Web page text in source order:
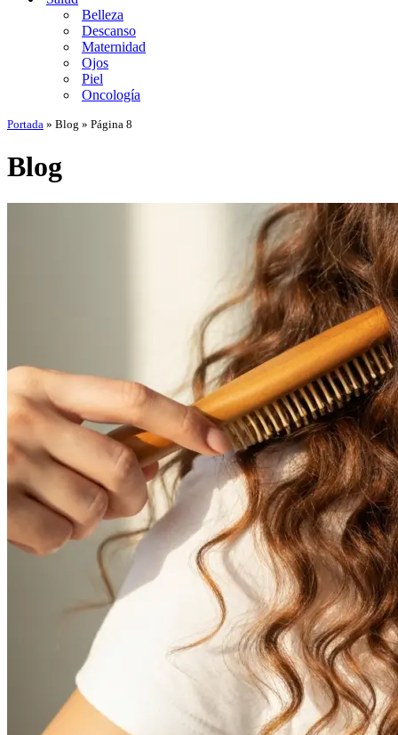
Belleza
Descanso
Maternidad
Ojos
Piel
Oncología
Portada » Blog » Página 8
Blog